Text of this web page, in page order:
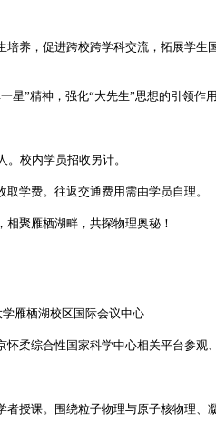
养，促进跨校跨学科交流，拓展学
星”精神，强化“大先生”思想的引领
校内学员招收另计。
学费。往返交通费用需由学员自理。
聚雁栖湖畔，共探物理奥秘！
雁栖湖校区国际会议中心
怀柔综合性国家科学中心相关平台参观
授课。围绕粒子物理与原子核物理、